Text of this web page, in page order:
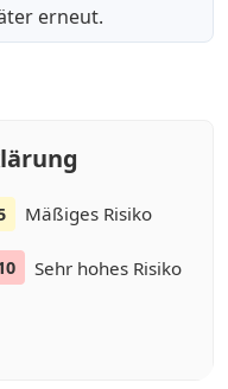
erneut.
Mäßiges Risiko
Sehr hohes Risiko